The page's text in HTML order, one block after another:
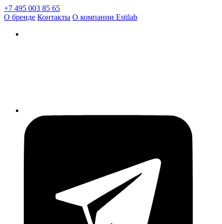
+7 495 003 85 65
О бренде Контакты О компании Estilab